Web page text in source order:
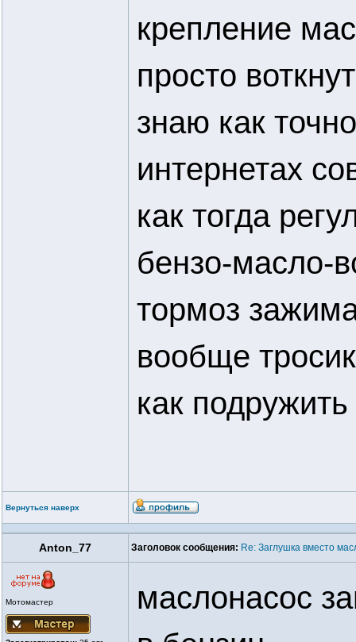
крепление
просто
знаю как
интернетах
как тогда
бензо-масло-
тормоз
вообще
как
Вернуться наверх
Anton_77 Заголовок сообщения: Re: Заглушка вместо
Мотомастер
маслонасос